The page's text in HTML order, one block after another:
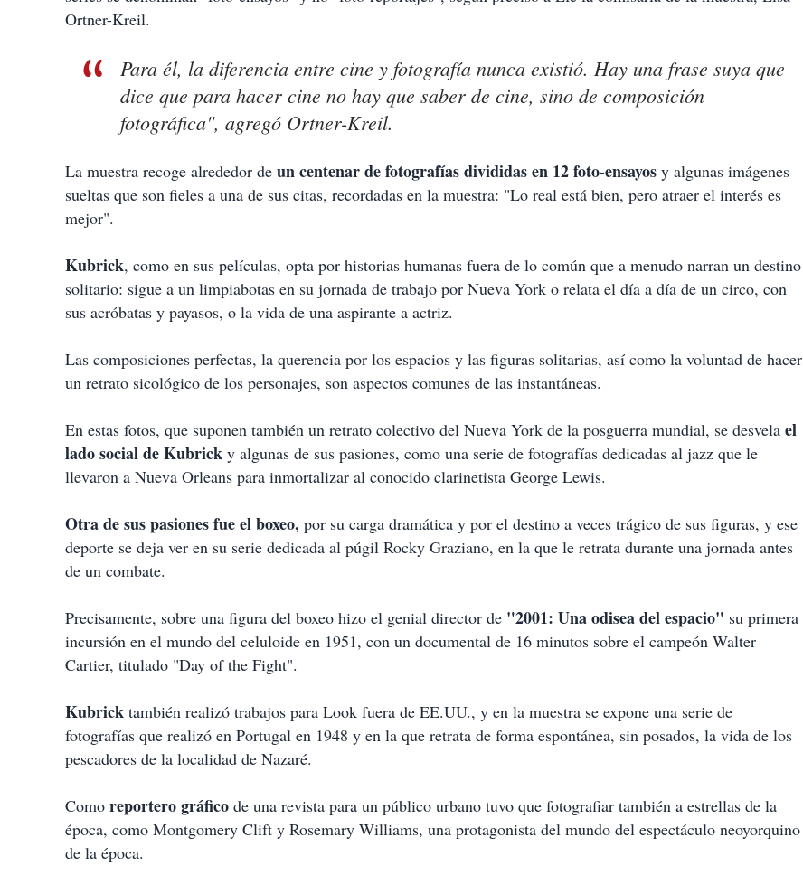
Ortner-Kreil.
Para él, la diferencia entre cine y fotografía nunca existió. Hay una frase suya que
dice que para hacer cine no hay que saber de cine, sino de composición
fotográfica", agregó Ortner-Kreil.
La muestra recoge alrededor de un centenar de fotografías divididas en 12 foto-ensayos y algunas imágenes
sueltas que son fieles a una de sus citas, recordadas en la muestra: "Lo real está bien, pero atraer el interés es
mejor".
Kubrick, como en sus películas, opta por historias humanas fuera de lo común que a menudo narran un destino
solitario: sigue a un limpiabotas en su jornada de trabajo por Nueva York o relata el día a día de un circo, con
sus acróbatas y payasos, o la vida de una aspirante a actriz.
Las composiciones perfectas, la querencia por los espacios y las figuras solitarias, así como la voluntad de hacer
un retrato sicológico de los personajes, son aspectos comunes de las instantáneas.
En estas fotos, que suponen también un retrato colectivo del Nueva York de la posguerra mundial, se desvela el
lado social de Kubrick y algunas de sus pasiones, como una serie de fotografías dedicadas al jazz que le
llevaron a Nueva Orleans para inmortalizar al conocido clarinetista George Lewis.
Otra de sus pasiones fue el boxeo, por su carga dramática y por el destino a veces trágico de sus figuras, y ese
deporte se deja ver en su serie dedicada al púgil Rocky Graziano, en la que le retrata durante una jornada antes
de un combate.
Precisamente, sobre una figura del boxeo hizo el genial director de "2001: Una odisea del espacio" su primera
incursión en el mundo del celuloide en 1951, con un documental de 16 minutos sobre el campeón Walter
Cartier, titulado "Day of the Fight".
Kubrick también realizó trabajos para Look fuera de EE.UU., y en la muestra se expone una serie de
fotografías que realizó en Portugal en 1948 y en la que retrata de forma espontánea, sin posados, la vida de los
pescadores de la localidad de Nazaré.
Como reportero gráfico de una revista para un público urbano tuvo que fotografiar también a estrellas de la
época, como Montgomery Clift y Rosemary Williams, una protagonista del mundo del espectáculo neoyorquino
de la época.